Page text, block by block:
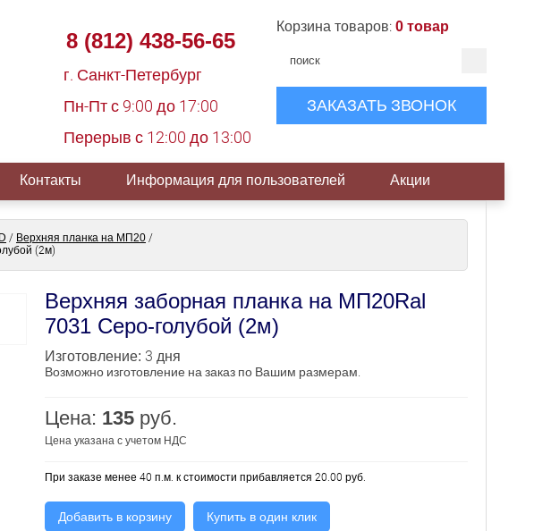
8 (812) 438-56-65
г. Санкт-Петербург
Пн-Пт с 9:00 до 17:00
Перерыв с 12:00 до 13:00
Корзина товаров: 0 товар
ЗАКАЗАТЬ ЗВОНОК
Контакты Информация для пользователей Акции
/ Верхняя планка на МП20 /
(2м)
Верхняя заборная планка на МП20Ral
7031 Серо-голубой (2м)
Изготовление: 3 дня
Возможно изготовление на заказ по Вашим размерам.
Цена: 135 руб.
Цена указана с учетом НДС
При заказе менее 40 п.м. к стоимости прибавляется 20.00 руб.
Добавить в корзину Купить в один клик